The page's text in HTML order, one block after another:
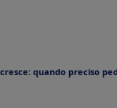
quando preciso